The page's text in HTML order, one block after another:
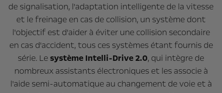
de signalisation, l'adaptation intelligente de la vitesse
et le freinage en cas de collision, un système dont
l'objectif est d'aider à éviter une collision secondaire
en cas d'accident, tous ces systèmes étant fournis de
série. Lesystème Intelli-Drive 2.0, qui intègre de
nombreux assistants électroniques et les associe à
l'aide semi-automatique au changement de voie et à